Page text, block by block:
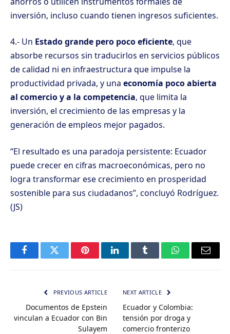
inversión, incluso cuando tienen ingresos suficientes.
4.- Un Estado grande pero poco eficiente, que
absorbe recursos sin traducirlos en servicios públicos
de calidad ni en infraestructura que impulse la
productividad privada, y una economía poco abierta
al comercio y a la competencia, que limita la
inversión, el crecimiento de las empresas y la
generación de empleos mejor pagados.
“El resultado es una paradoja persistente: Ecuador
puede crecer en cifras macroeconómicas, pero no
logra transformar ese crecimiento en prosperidad
sostenible para sus ciudadanos”, concluyó Rodríguez.
(JS)
FacebookTwitter PinterestLinkedInTumblr WhatsAppEmail
PREVIOUS ARTICLE
Documentos de Epstein
vinculan a Ecuador con Bin
Sulayem
NEXT ARTICLE
Ecuador y Colombia:
tensión por droga y
comercio fronterizo